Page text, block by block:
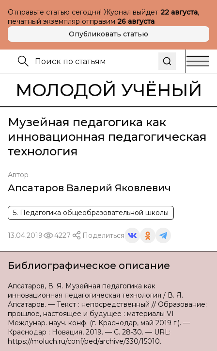
Отправьте статью сегодня! Журнал выйдет 22 августа,
печатный экземпляр отправим 26 августа
Опубликовать статью
МОЛОДОЙ УЧЁНЫЙ
Музейная педагогика как
инновационная педагогическая
технология
Автор
Апсатаров Валерий Яковлевич
5. Педагогика общеобразовательной школы
13.04.2019 4227 Поделиться
Библиографическое описание
Апсатаров, В. Я. Музейная педагогика как
инновационная педагогическая технология / В. Я.
Апсатаров. — Текст : непосредственный // Образование:
прошлое, настоящее и будущее : материалы VI
Междунар. науч. конф. (г. Краснодар, май 2019 г.). —
Краснодар : Новация, 2019. — С. 28-30. — URL:
https://moluch.ru/conf/ped/archive/330/15010.